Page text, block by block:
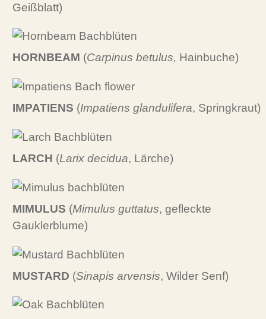
Geißblatt)
HORNBEAM (Carpinus betulus, Hainbuche)
IMPATIENS (Impatiens glandulifera, Springkraut)
LARCH (Larix decidua, Lärche)
MIMULUS (Mimulus guttatus, gefleckte
Gauklerblume)
MUSTARD (Sinapis arvensis, Wilder Senf)